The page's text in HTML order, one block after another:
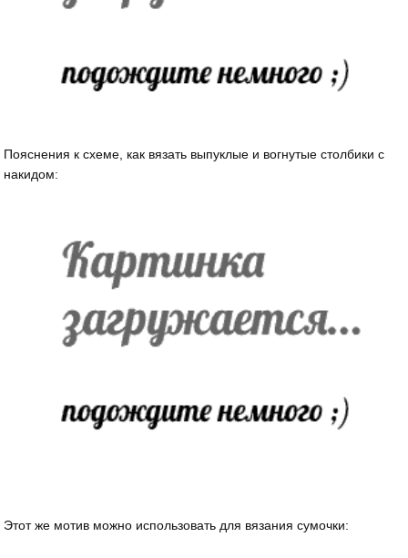
Пояснения к схеме, как вязать выпуклые и вогнутые столбики с
накидом:
Этот же мотив можно использовать для вязания сумочки: